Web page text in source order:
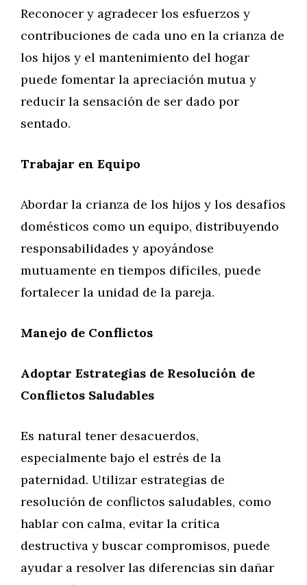
Reconocer y agradecer los esfuerzos y
contribuciones de cada uno en la crianza de
los hijos y el mantenimiento del hogar
puede fomentar la apreciación mutua y
reducir la sensación de ser dado por
sentado.
Trabajar en Equipo
Abordar la crianza de los hijos y los desafíos
domésticos como un equipo, distribuyendo
responsabilidades y apoyándose
mutuamente en tiempos difíciles, puede
fortalecer la unidad de la pareja.
Manejo de Conflictos
Adoptar Estrategias de Resolución de
Conflictos Saludables
Es natural tener desacuerdos,
especialmente bajo el estrés de la
paternidad. Utilizar estrategias de
resolución de conflictos saludables, como
hablar con calma, evitar la crítica
destructiva y buscar compromisos, puede
ayudar a resolver las diferencias sin dañar